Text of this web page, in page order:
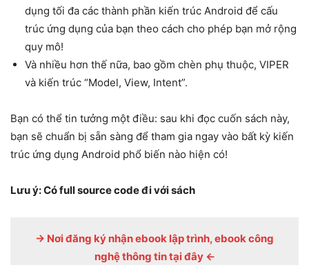
dụng tối đa các thành phần kiến ​​trúc Android để cấu
trúc ứng dụng của bạn theo cách cho phép bạn mở rộng
quy mô!
Và nhiều hơn thế nữa, bao gồm chèn phụ thuộc, VIPER
và kiến ​​trúc “Model, View, Intent”.
Bạn có thể tin tưởng một điều: sau khi đọc cuốn sách này,
bạn sẽ chuẩn bị sẵn sàng để tham gia ngay vào bất kỳ kiến ​​
trúc ứng dụng Android phổ biến nào hiện có!
Lưu ý: Có full source code đi với sách
-> Nơi đăng ký nhận ebook lập trình, ebook công
nghệ thông tin tại đây <-